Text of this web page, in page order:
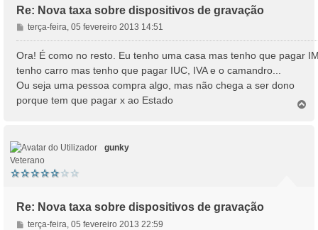
Re: Nova taxa sobre dispositivos de gravação
M
e
n
g
e
terça-feira, 05 fevereiro 2013 14:51
Ora! É como no resto. Eu tenho uma casa mas tenho que pagar
tenho carro mas tenho que pagar IUC, IVA e o camandro...
Ou seja uma pessoa compra algo, mas não chega a ser dono
porque tem que pagar x ao Estado
gunky
Veterano
Re: Nova taxa sobre dispositivos de gravação
M
terça-feira, 05 fevereiro 2013 22:59